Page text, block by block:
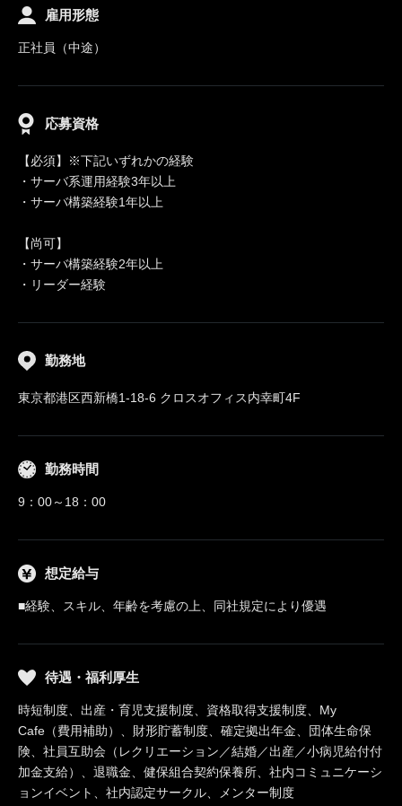
雇用形態
正社員（中途）
応募資格
【必須】※下記いずれかの経験
・サーバ系運用経験3年以上
・サーバ構築経験1年以上
【尚可】
・サーバ構築経験2年以上
・リーダー経験
勤務地
東京都港区西新橋1-18-6 クロスオフィス内幸町4F
勤務時間
9：00～18：00
想定給与
■経験、スキル、年齢を考慮の上、同社規定により優遇
待遇・福利厚生
時短制度、出産・育児支援制度、資格取得支援制度、My
Cafe（費用補助）、財形貯蓄制度、確定拠出年金、団体生命保
険、社員互助会（レクリエーション／結婚／出産／小病児給付付
加金支給）、退職金、健保組合契約保養所、社内コミュニケーシ
ョンイベント、社内認定サークル、メンター制度